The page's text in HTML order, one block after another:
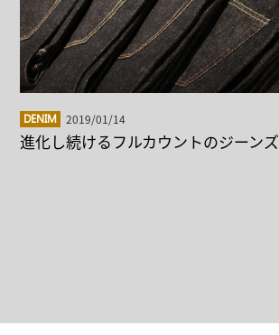
DENIM 2019/01/14
進化し続けるフルカウントのジーンズ